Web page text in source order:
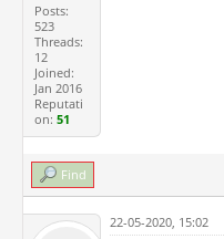
Posts:
523
Threads:
12
Joined:
Jan 2016
Reputati
on:51
Find
22-05-2020, 15:02